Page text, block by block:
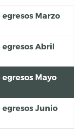
Marzo
Abril
Mayo
Junio